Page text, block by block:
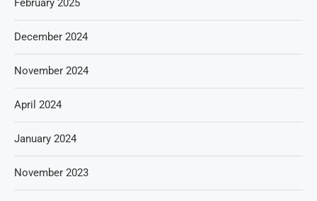
February 2025
December 2024
November 2024
April 2024
January 2024
November 2023